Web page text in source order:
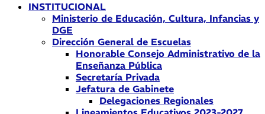
INSTITUCIONAL
Ministerio de Educación, Cultura, Infancias y
DGE
Dirección General de Escuelas
Honorable Consejo Administrativo de la
Enseñanza Pública
Secretaría Privada
Jefatura de Gabinete
Delegaciones Regionales